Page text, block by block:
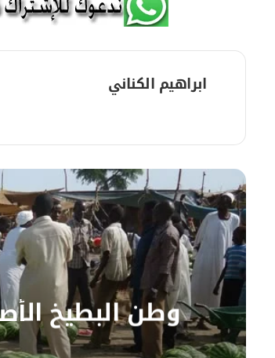
ابراهيم الكناني
ق
ع
ا
ل
و
ي
ب
وطن البطيخ